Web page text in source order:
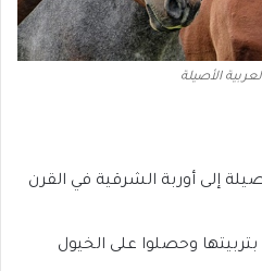
الأصيلة
إلى أوربة الشرقية في القرن
وحصلوا على الخيول